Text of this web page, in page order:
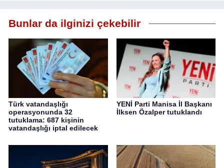
Bunlar da ilginizi çekebilir
Türk vatandaşlığı
operasyonunda 32
tutuklama: 687 kişinin
vatandaşlığı iptal edilecek
YENİ Parti Manisa İl Başkanı
İlksen Özalper tutuklandı